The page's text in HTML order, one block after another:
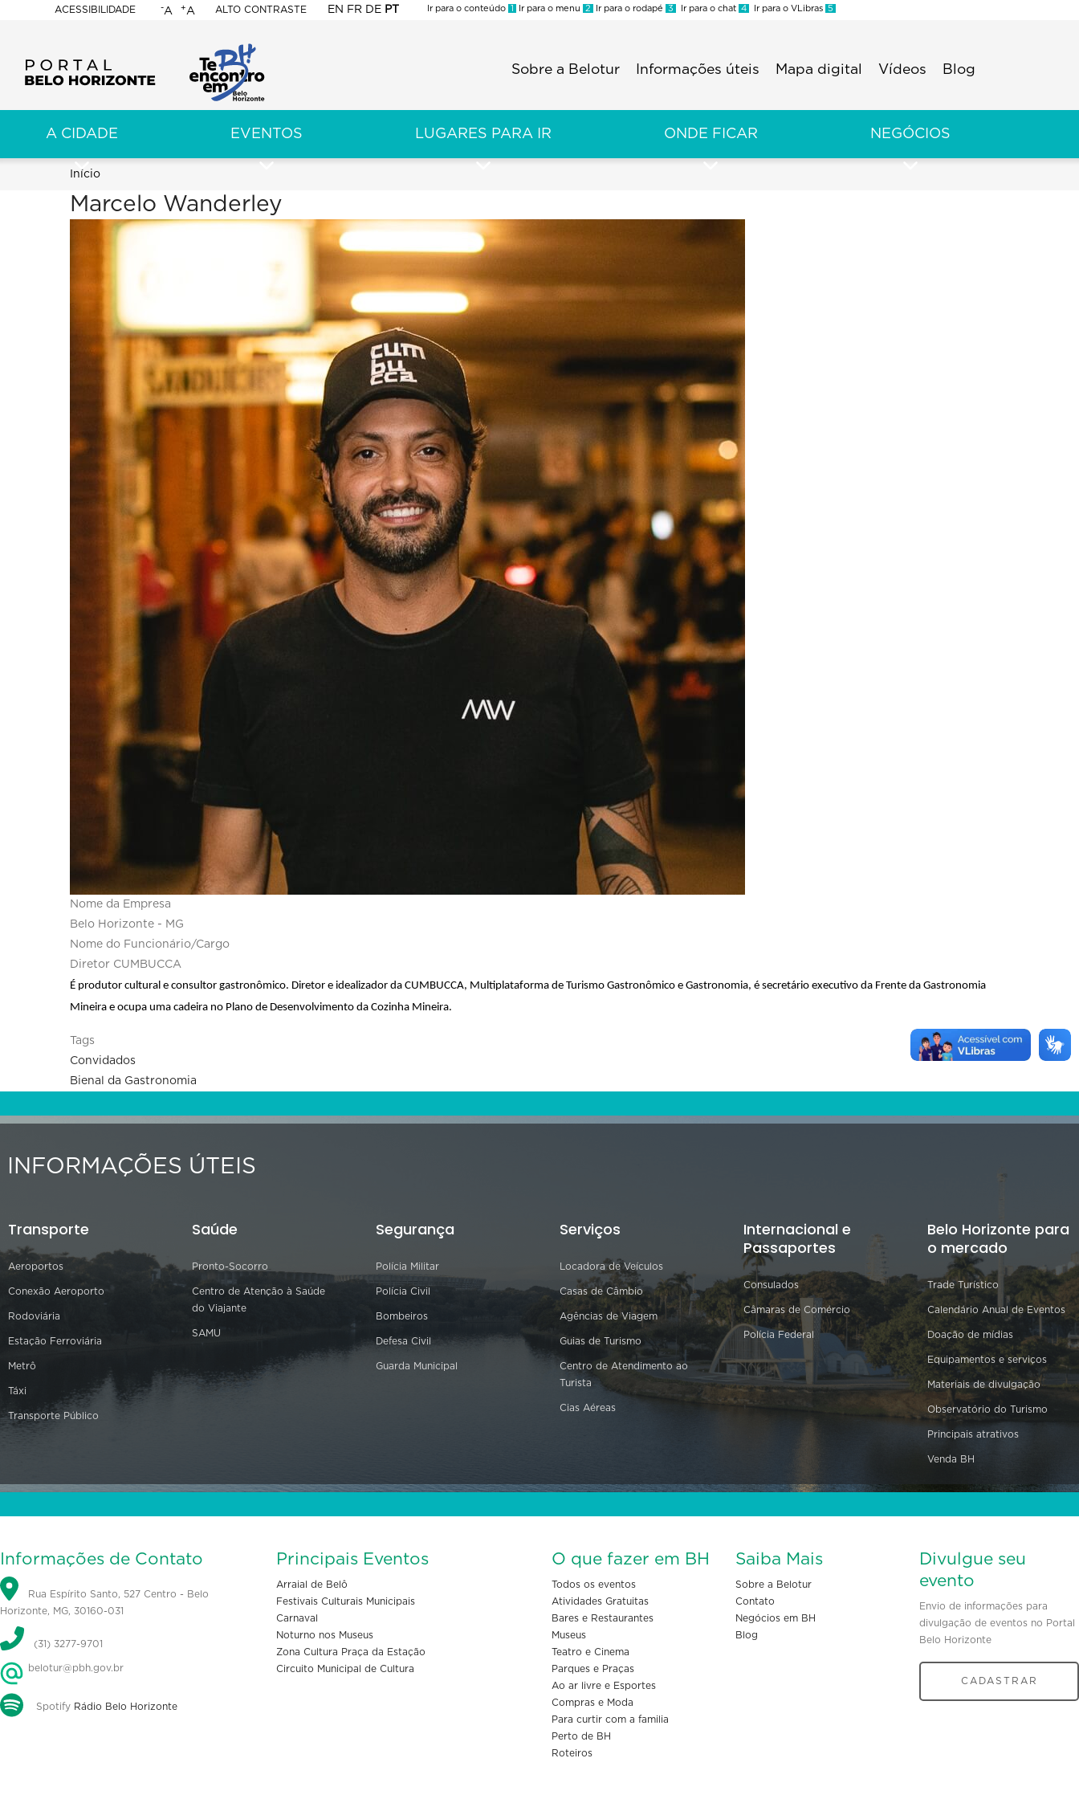
ACESSIBILIDADE
BELO
HORIZONTE
-A +A ALTO CONTRASTE EN FR DE PT
Ir para o conteúdo 1 Ir para o menu 2 Ir para o rodapé 3 Ir para o chat 4 Ir para o VLibras 5
Sobre a Belotur Informações úteis Mapa digital Vídeos Blog
A CIDADE EVENTOS LUGARES PARA IR ONDE FICAR NEGÓCIOS
Trilha
de
navegação
Início
Marcelo Wanderley
Nome da Empresa
Belo Horizonte - MG
Nome do Funcionário/Cargo
Diretor CUMBUCCA
É produtor cultural e consultor gastronômico. Diretor e idealizador da CUMBUCCA, Multiplataforma de Turismo Gastronômico e Gastronomia, é secretário executivo da Frente da Gastronomia
Mineira e ocupa uma cadeira no Plano de Desenvolvimento da Cozinha Mineira.
Tags
Convidados
Bienal da Gastronomia
INFORMAÇÕES ÚTEIS
Transporte
Aeroportos
Conexão Aeroporto
Rodoviária
Estação Ferroviária
Metrô
Táxi
Transporte Público
Saúde
Pronto-Socorro
Centro de Atenção à Saúde
do Viajante
SAMU
Segurança
Polícia Militar
Polícia Civil
Bombeiros
Defesa Civil
Guarda Municipal
Serviços
Locadora de Veículos
Casas de Câmbio
Agências de Viagem
Guias de Turismo
Centro de Atendimento ao
Turista
Cias Aéreas
Internacional e
Passaportes
Consulados
Câmaras de Comércio
Polícia Federal
Belo Horizonte para
o mercado
Trade Turístico
Calendário Anual de Eventos
Doação de mídias
Equipamentos e serviços
Materiais de divulgação
Observatório do Turismo
Principais atrativos
Venda BH
Informações de Contato
Rua Espírito Santo, 527 Centro - Belo
Horizonte, MG, 30160-031
(31) 3277-9701
belotur@pbh.gov.br
Spotify Rádio Belo Horizonte
Principais Eventos
Arraial de Belô
Festivais Culturais Municipais
Carnaval
Noturno nos Museus
Zona Cultura Praça da Estação
Circuito Municipal de Cultura
O que fazer em BH
Todos os eventos
Atividades Gratuitas
Bares e Restaurantes
Museus
Teatro e Cinema
Parques e Praças
Ao ar livre e Esportes
Compras e Moda
Para curtir com a familia
Perto de BH
Roteiros
Saiba Mais
Sobre a Belotur
Contato
Negócios em BH
Blog
Divulgue seu
evento
Envio de informações para
divulgação de eventos no Portal
Belo Horizonte
CADASTRAR